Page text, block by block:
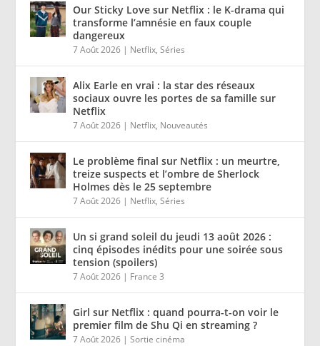
Our Sticky Love sur Netflix : le K-drama qui
transforme l’amnésie en faux couple
dangereux
7 Août 2026 | Netflix,Séries
Alix Earle en vrai : la star des réseaux
sociaux ouvre les portes de sa famille sur
Netflix
7 Août 2026 | Netflix, Nouveautés
Le problème final sur Netflix : un meurtre,
treize suspects et l’ombre de Sherlock
Holmes dès le 25 septembre
7 Août 2026 | Netflix,Séries
Un si grand soleil du jeudi 13 août 2026 :
cinq épisodes inédits pour une soirée sous
tension (spoilers)
7 Août 2026 | France 3
Girl sur Netflix : quand pourra-t-on voir le
premier film de Shu Qi en streaming ?
7 Août 2026 |Sortie cinéma